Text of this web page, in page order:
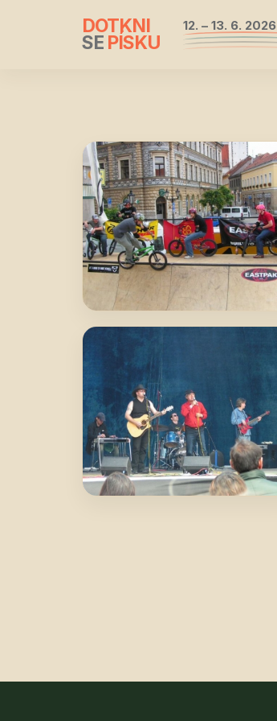
DOTKNI
SE PÍSKU
12. – 13. 6. 2026